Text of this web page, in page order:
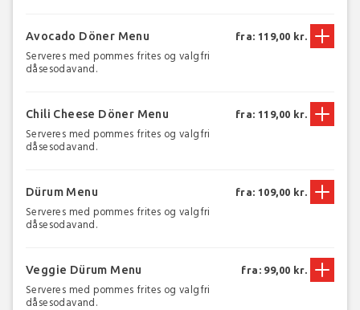
Avocado Döner Menu
Serveres med pommes frites og valgfri
dåsesodavand.
fra: 119,00 kr.
Chili Cheese Döner Menu
Serveres med pommes frites og valgfri
dåsesodavand.
fra: 119,00 kr.
Dürum Menu
Serveres med pommes frites og valgfri
dåsesodavand.
fra: 109,00 kr.
Veggie Dürum Menu
Serveres med pommes frites og valgfri
dåsesodavand.
fra: 99,00 kr.